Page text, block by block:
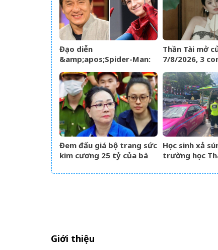
Đạo diễn
&amp;apos;Spider-Man:
Day&amp;apos; lên tiếng
về tin đồn liên quan đến
Thành Long
Thần Tài mở
7/8/2026, 3
vàng, mỏi tay
Đem đấu giá bộ trang sức
kim cương 25 tỷ của bà
hóa đơn nhưng món đắt
Học sinh xả
trường học
Giới thiệu